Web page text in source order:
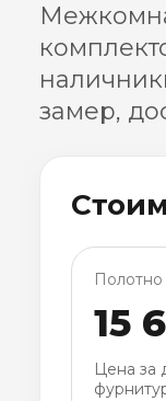
замер,
Полотно
15
Цена за